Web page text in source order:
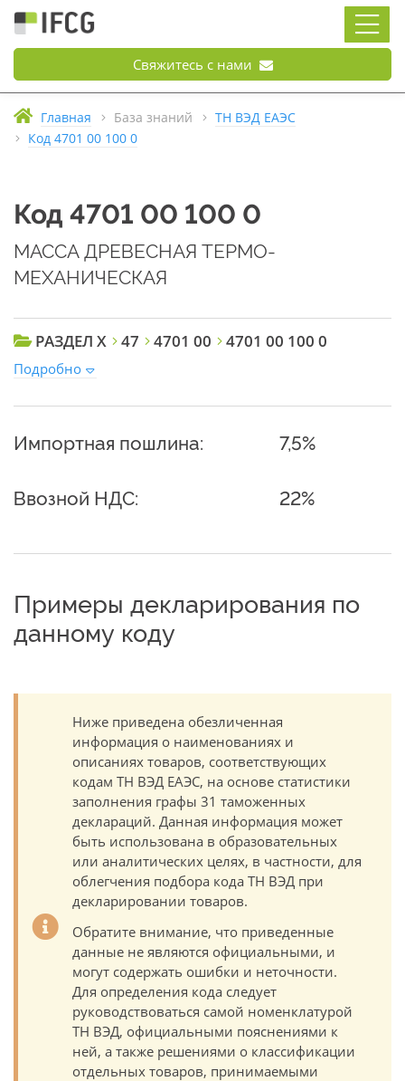
Свяжитесь с нами
Главная База знаний
ТН ВЭД ЕАЭС
Код 4701 00 100 0
Код 4701 00 100 0
МАССА ДРЕВЕСНАЯ ТЕРМО-
МЕХАНИЧЕСКАЯ
РАЗДЕЛ X 47 4701 00 4701 00 100 0
Подробно
Импортная пошлина: 7,5%
Ввозной НДС: 22%
Примеры декларирования по
данному коду
Ниже приведена обезличенная
информация о наименованиях и
описаниях товаров, соответствующих
кодам ТН ВЭД ЕАЭС, на основе статистики
заполнения графы 31 таможенных
деклараций. Данная информация может
быть использована в образовательных
или аналитических целях, в частности, для
облегчения подбора кода ТН ВЭД при
декларировании товаров.
Обратите внимание, что приведенные
данные не являются официальными, и
могут содержать ошибки и неточности.
Для определения кода следует
руководствоваться самой номенклатурой
ТН ВЭД, официальными пояснениями к
ней, а также решениями о классификации
отдельных товаров, принимаемыми